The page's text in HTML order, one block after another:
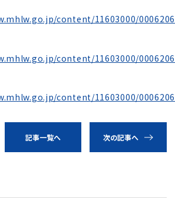
content/11603000/
content/11603000/
content/11603000/
記事一覧へ 次の記事へ